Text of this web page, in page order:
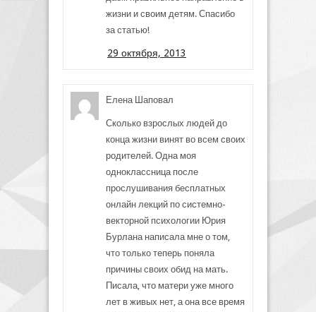
жизни и своим детям. Спасибо
за статью!
29 октября, 2013
Елена Шаповал
Сколько взрослых людей до
конца жизни винят во всем своих
родителей. Одна моя
одноклассница после
прослушивания бесплатных
онлайн лекций по системно-
векторной психологии Юрия
Бурлана написала мне о том,
что только теперь поняла
причины своих обид на мать.
Писала, что матери уже много
лет в живых нет, а она все время